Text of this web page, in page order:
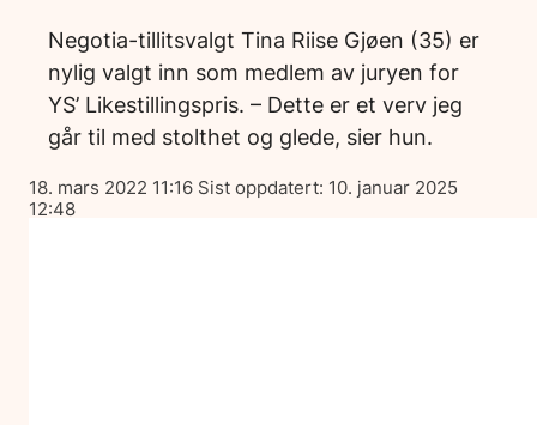
Negotia-tillitsvalgt Tina Riise Gjøen (35) er
nylig valgt inn som medlem av juryen for
YS’ Likestillingspris. – Dette er et verv jeg
går til med stolthet og glede, sier hun.
Lagt
ut
på
18. mars 2022 11:16 Sist oppdatert: 10. januar 2025
12:48